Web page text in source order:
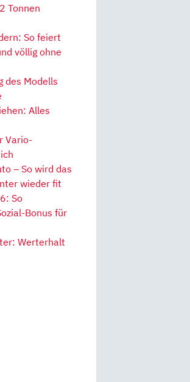
Tonnen
So feiert
völlig ohne
des Modells
Alles
Vario-
– So wird das
wieder fit
So
Bonus für
Werterhalt